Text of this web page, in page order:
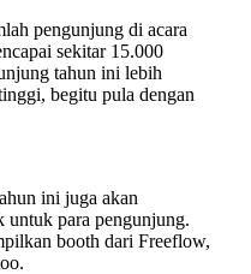
pengunjung di acara
sekitar 15.000
tahun ini lebih
begitu pula dengan
ini juga akan
untuk para pengunjung.
booth dari Freeflow,